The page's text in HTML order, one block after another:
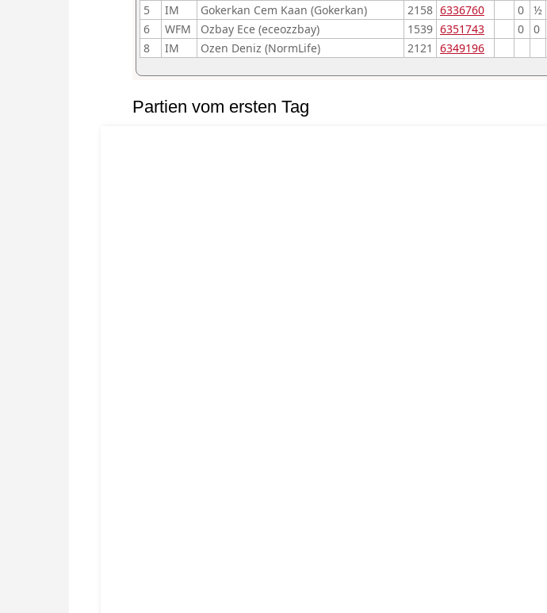
5
IM Gokerkan Cem Kaan (Gokerkan) 2158 6336760 0 ½
6
WFM Ozbay Ece (eceozzbay) 1539 6351743 0 0
8
IM Ozen Deniz (NormLife) 2121 6349196
Partien vom ersten Tag